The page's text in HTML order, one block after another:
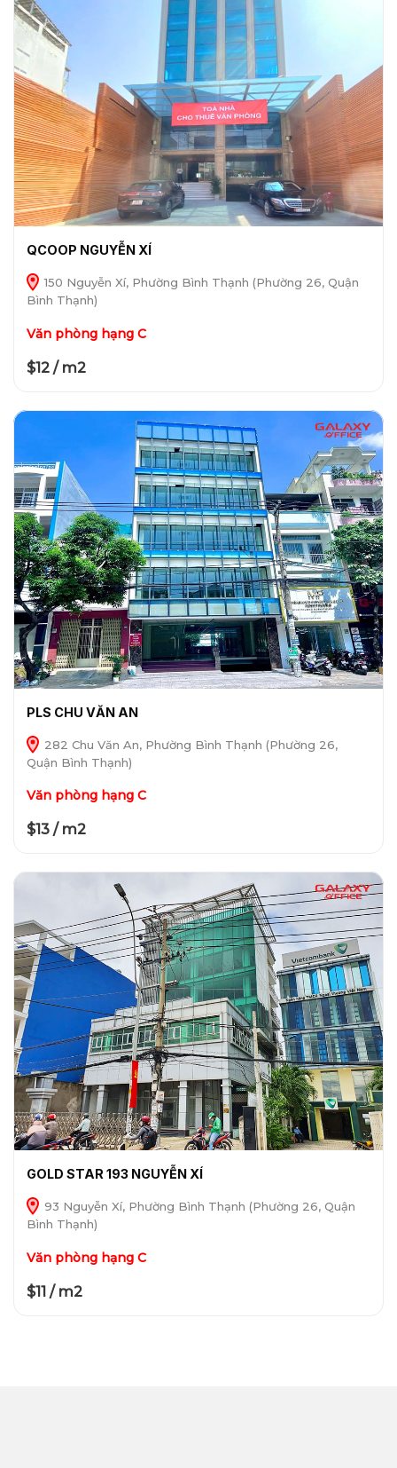
QCOOP NGUYỄN XÍ
150 Nguyễn Xí, Phường Bình Thạnh (Phường 26, Quận
Bình Thạnh)
Văn phòng hạng C
$12 / m2
PLS CHU VĂN AN
282 Chu Văn An, Phường Bình Thạnh (Phường 26,
Quận Bình Thạnh)
Văn phòng hạng C
$13 / m2
GOLD STAR 193 NGUYỄN XÍ
93 Nguyễn Xí, Phường Bình Thạnh (Phường 26, Quận
Bình Thạnh)
Văn phòng hạng C
$11 / m2